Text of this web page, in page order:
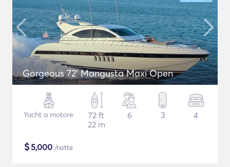
Gorgeous 72' Mangusta Maxi Open
Yacht a motore
72 ft
22 m
6 3 4
$5,000 /notte